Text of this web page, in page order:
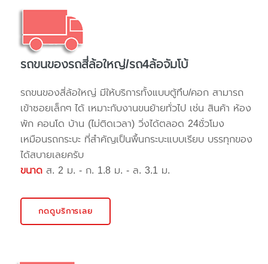
รถขนของรถสี่ล้อใหญ่/รถ4ล้อจัมโบ้
รถขนของสี่ล้อใหญ่ มีให้บริการทั้งแบบตู้ทึบ/คอก สามารถ
เข้าซอยเล็กๆ ได้ เหมาะกับงานขนย้ายทั่วไป เช่น สินค้า ห้อง
พัก คอนโด บ้าน (ไม่ติดเวลา) วิ่งได้ตลอด 24ชั่วโมง
เหมือนรถกระบะ ที่สำคัญเป็นพื้นกระบะแบบเรียบ บรรทุกของ
ได้สบายเลยครับ
ขนาด ส. 2 ม. - ก. 1.8 ม. - ล. 3.1 ม.
กดดูบริการเลย